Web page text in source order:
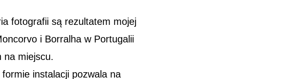
fotografii są rezultatem mojej
i Borralha w Portugalii
na miejscu.
instalacji pozwala na